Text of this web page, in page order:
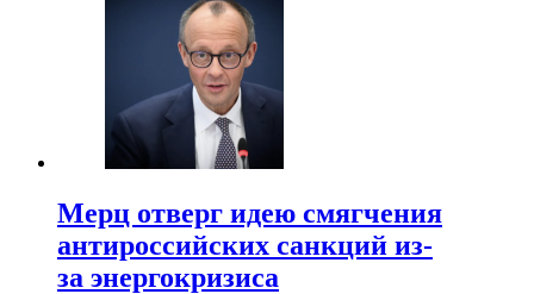
Мерц отверг идею смягчения
антироссийских санкций из-
за энергокризиса